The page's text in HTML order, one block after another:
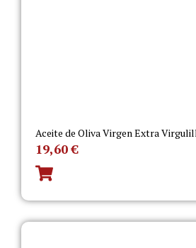
Aceite de Oliva Virgen Extra
19,60€